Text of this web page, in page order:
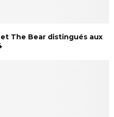
The Bear distingués aux